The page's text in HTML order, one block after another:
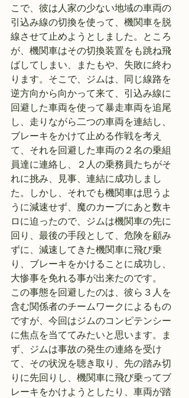
こで、彼は人家の少ない地域の車両の
引込み線の切換を使って、機関車を脱
線させて止めようとしました。ところ
が、機関車はその切換装置をも跳ね飛
ばしてしまい、またもや、失敗に終わ
ります。そこで、ジムは、同じ線路を
逆方向から向かって来て、引込み線に
回避した車両を使って暴走車両を追尾
し、走りながら二つの車両を連結し、
ブレーキをかけて止める作戦を考え
て、それを回避した車両の２名の乗組
員達に連絡し、２人の乗務員たちがそ
れに挑み、見事、連結に成功しまし
た。しかし、それでも機関車は思うよ
うに減速せず、魔のカーブにあと数キ
ロに迫ったので、ジムは機関車の先に
回り、最後の手段として、危険を顧み
ずに、減速してきた機関車に飛び乗
り、ブレーキをかけることに成功し、
大惨事を免れる事が出来たのです。
この事態を回避したのは、彼ら３人を
含む関係者のチームワークによるもの
ですが、今回はジムのコンピテンシー
に焦点を当ててみたいと思います。ま
ず、ジムは事故の発生の連絡を受け
て、その状況を聴き取り、先の踏み切
りに先回りし、機関車に飛び乗ってブ
レーキをかけようとしたり、車両が踏